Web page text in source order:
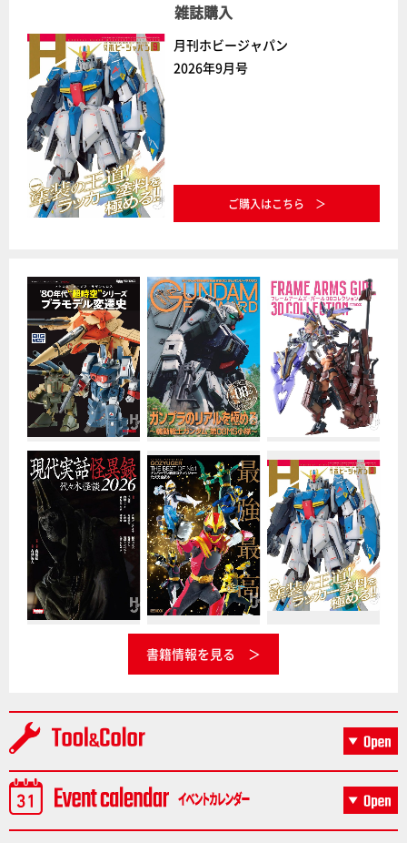
雑誌購入
月刊ホビージャパン
2026年9月号
ご購入はこちら
書籍情報を見る